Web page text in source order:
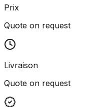
Prix
Quote on request
Livraison
Quote on request